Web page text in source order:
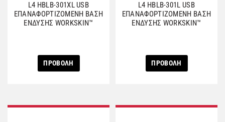
L4 HBLB-301ΧL USB
ΕΠΑΝΑΦΟΡΤΙΖΟΜΕΝΗ ΒΑΣΗ
ΕΝΔΥΣΗΣ WORKSKIN™
ΠΡΟΒΟΛΗ
L4 HBLB-301L USB
ΕΠΑΝΑΦΟΡΤΙΖΟΜΕΝΗ ΒΑΣΗ
ΕΝΔΥΣΗΣ WORKSKIN™
ΠΡΟΒΟΛΗ